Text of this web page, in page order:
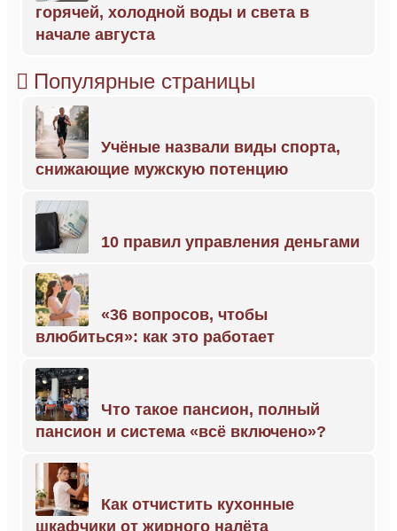
горячей, холодной воды и света в
начале августа
Популярные страницы
Учёные назвали виды спорта,
снижающие мужскую потенцию
10 правил управления деньгами
«36 вопросов, чтобы
влюбиться»: как это работает
Что такое пансион, полный
пансион и система «всё включено»?
Как отчистить кухонные
шкафчики от жирного налёта